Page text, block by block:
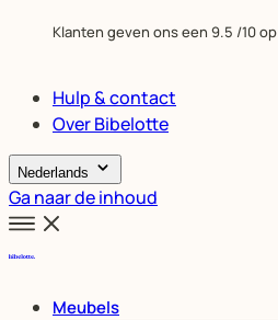
Klanten geven ons een 9.5 /10 op
Hulp & contact
Over Bibelotte
Nederlands
Ga naar de inhoud
Meubels